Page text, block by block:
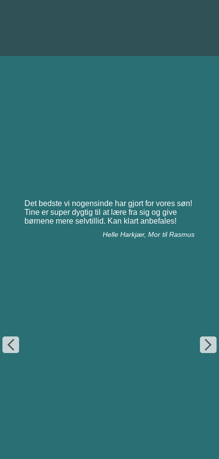
Det bedste vi nogensinde har gjort for vores søn!
Tine er super dygtig til at lære fra sig og give
børnene mere selvtillid. Kan klart anbefales!
Helle Harkjær, Mor til Rasmus